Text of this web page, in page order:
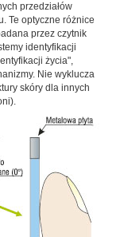
przedziałów
Te optyczne różnice
przez czytnik
identyfikacji
życia",
Nie wyklucza
skóry dla innych